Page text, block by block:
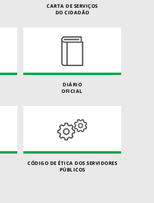
CARTA DE SERVIÇOS
DO CIDADÃO
DIÁRIO
OFICIAL
CÓDIGO DE ÉTICA DOS SERVIDORES
PÚBLICOS